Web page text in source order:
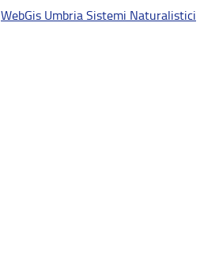
WebGis Umbria Sistemi Naturalistici